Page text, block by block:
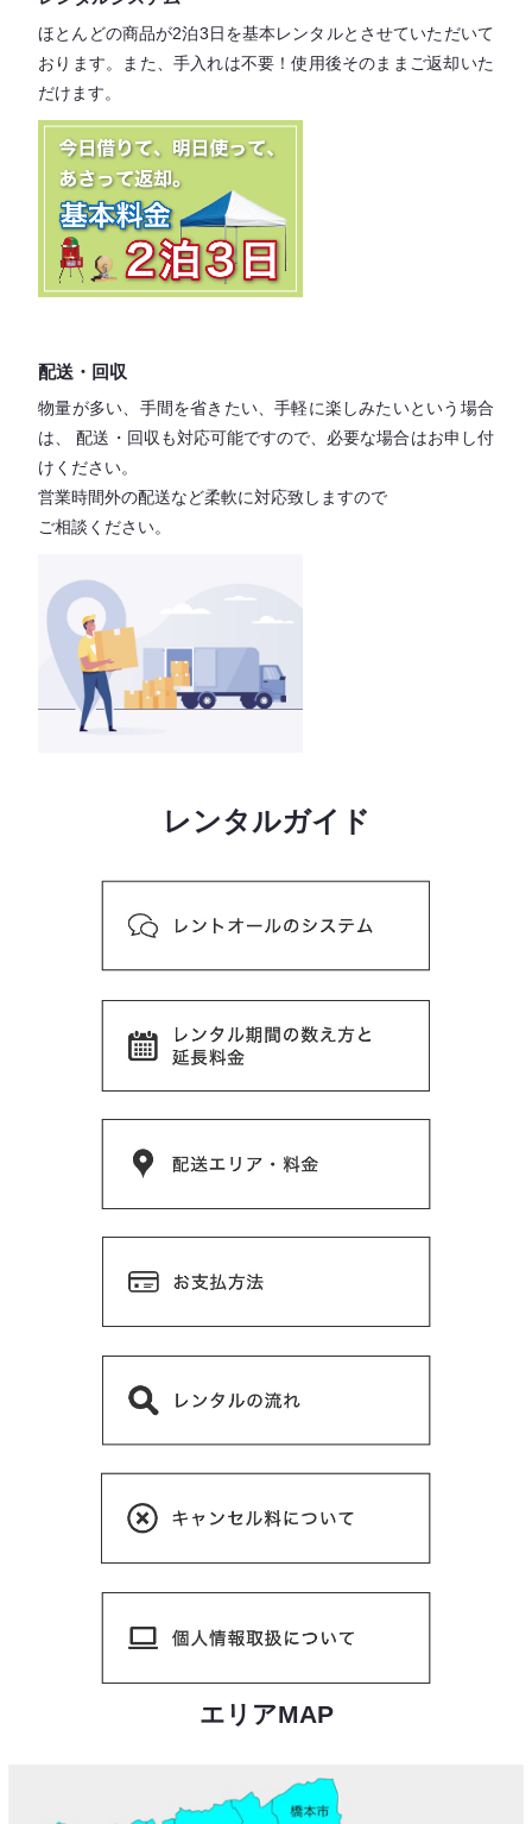
ほとんどの商品が2泊3日を基本レンタルとさせていただいて
おります。
また、手入れは不要！使用後そのままご返却いた
だけます。
配送・回収
物量が多い、手間を省きたい、手軽に楽しみたいという場合
は、
配送・回収も対応可能ですので、必要な場合はお申し付
けください。
営業時間外の配送など柔軟に対応致しますので
ご相談ください。
レンタルガイド
エリアMAP